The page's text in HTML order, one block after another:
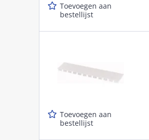
Toevoegen aan
bestellijst
Toevoegen aan
bestellijst